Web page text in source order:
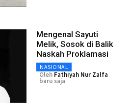
Mengenal Sayuti
Melik, Sosok di Balik
Naskah Proklamasi
NASIONAL
Oleh Fathiyah Nur Zalfa
baru saja